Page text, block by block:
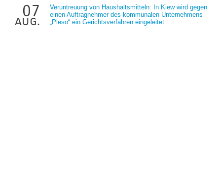
07
aug.
Veruntreuung von Haushaltsmitteln: In Kiew wird gegen
einen Auftragnehmer des kommunalen Unternehmens
„Pleso“ ein Gerichtsverfahren eingeleitet